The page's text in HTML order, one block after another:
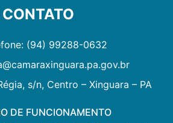
CONTATO
(94) 99288-0632
s/n, Centro – Xinguara – PA
DE FUNCIONAMENTO